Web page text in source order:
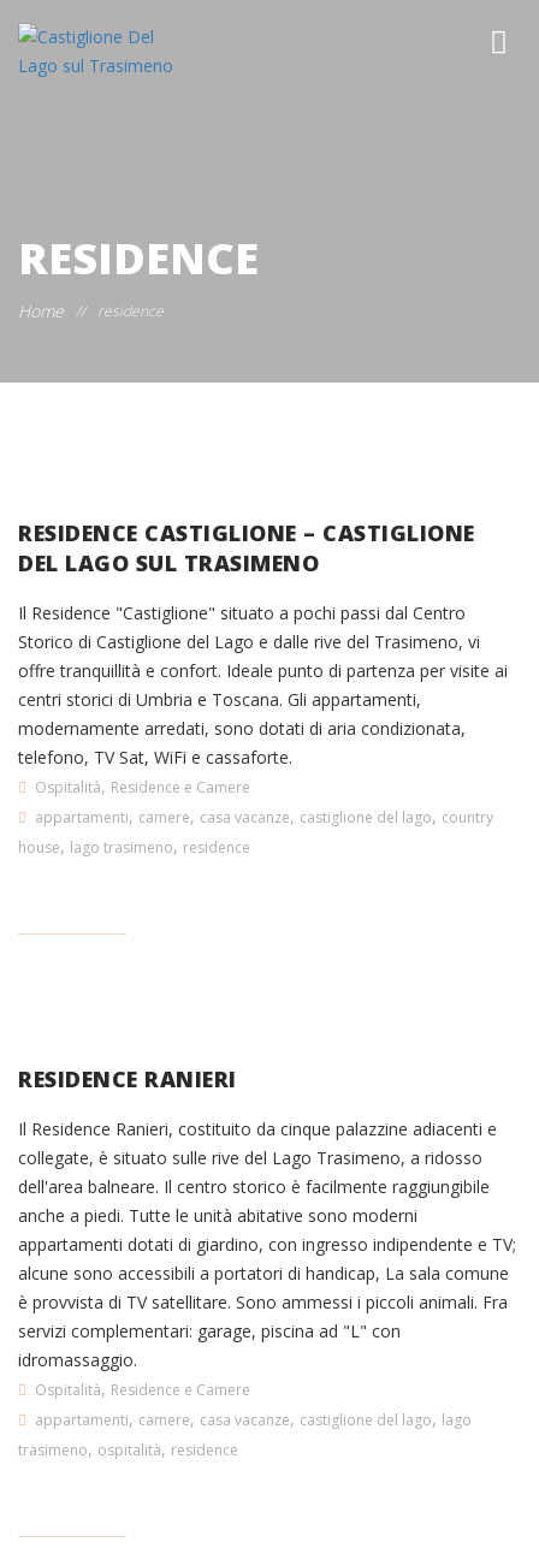
RESIDENCE
Home // residence
RESIDENCE CASTIGLIONE – CASTIGLIONE
DEL LAGO SUL TRASIMENO
Il Residence "Castiglione" situato a pochi passi dal Centro
Storico di Castiglione del Lago e dalle rive del Trasimeno, vi
offre tranquillità e confort. Ideale punto di partenza per visite ai
centri storici di Umbria e Toscana. Gli appartamenti,
modernamente arredati, sono dotati di aria condizionata,
telefono, TV Sat, WiFi e cassaforte.
Ospitalità, Residence e Camere
appartamenti, camere, casa vacanze, castiglione del lago, country
house, lago trasimeno, residence
RESIDENCE RANIERI
Il Residence Ranieri, costituito da cinque palazzine adiacenti e
collegate, è situato sulle rive del Lago Trasimeno, a ridosso
dell'area balneare. Il centro storico è facilmente raggiungibile
anche a piedi. Tutte le unità abitative sono moderni
appartamenti dotati di giardino, con ingresso indipendente e TV;
alcune sono accessibili a portatori di handicap, La sala comune
è provvista di TV satellitare. Sono ammessi i piccoli animali. Fra
servizi complementari: garage, piscina ad "L" con
idromassaggio.
Ospitalità, Residence e Camere
appartamenti, camere, casa vacanze, castiglione del lago, lago
trasimeno, ospitalità, residence